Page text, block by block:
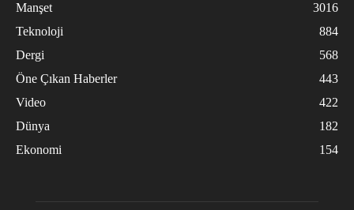
Manşet
3016
Teknoloji
884
Dergi
568
Öne Çıkan Haberler
443
Video
422
Dünya
182
Ekonomi
154